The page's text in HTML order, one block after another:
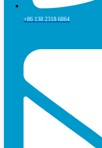
+86 138 2318 6864